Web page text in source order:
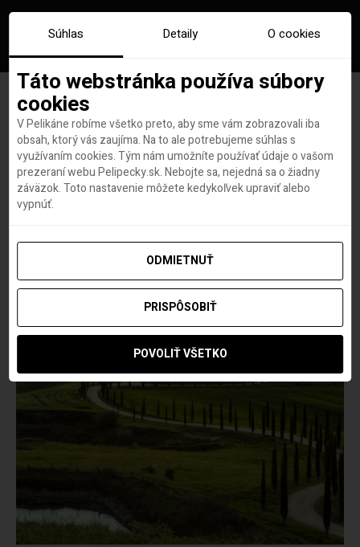
Značka:abruzzo
Súhlas Detaily O cookies
Táto webstránka používa súbory
cookies
V Pelikáne robíme všetko preto, aby sme vám zobrazovali iba
obsah, ktorý vás zaujíma. Na to ale potrebujeme súhlas s
využívaním cookies. Tým nám umožníte používať údaje o vašom
prezeraní webu Pelipecky.sk. Nebojte sa, nejedná sa o žiadny
záväzok. Toto nastavenie môžete kedykoľvek upraviť alebo
vypnúť.
ODMIETNUŤ
PRISPÔSOBIŤ
POVOLIŤ VŠETKO